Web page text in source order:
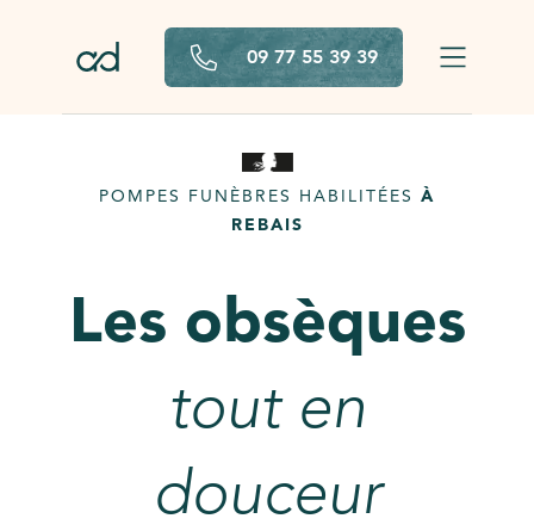
09 77 55 39 39
POMPES FUNÈBRES HABILITÉES À
REBAIS
Les obsèques
tout en
douceur